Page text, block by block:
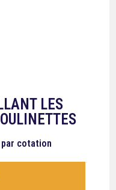
LES
par cotation